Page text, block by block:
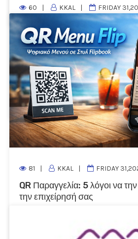
Περισσότερα...
60 KKAL FRIDAY
QR HOTEL: Η έξυπνη
αναβαθμίζει την εμπειρία
Στον σύγχρονο τουρισμό, οι
άμεση πρόσβαση στις
καταλύματος...
Περισσότερα...
81 KKAL FRIDAY
QR Παραγγελία: 5 λόγοι να την
την επιχείρησή σας
code, οι πελάτες